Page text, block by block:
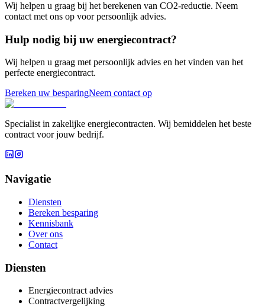
Wij helpen u graag bij het berekenen van CO2-reductie. Neem
contact met ons op voor persoonlijk advies.
Hulp nodig bij uw energiecontract?
Wij helpen u graag met persoonlijk advies en het vinden van het
perfecte energiecontract.
Bereken uw besparingNeem contact op
Specialist in zakelijke energiecontracten. Wij bemiddelen het beste
contract voor jouw bedrijf.
Navigatie
Diensten
Bereken besparing
Kennisbank
Over ons
Contact
Diensten
Energiecontract advies
Contractvergelijking